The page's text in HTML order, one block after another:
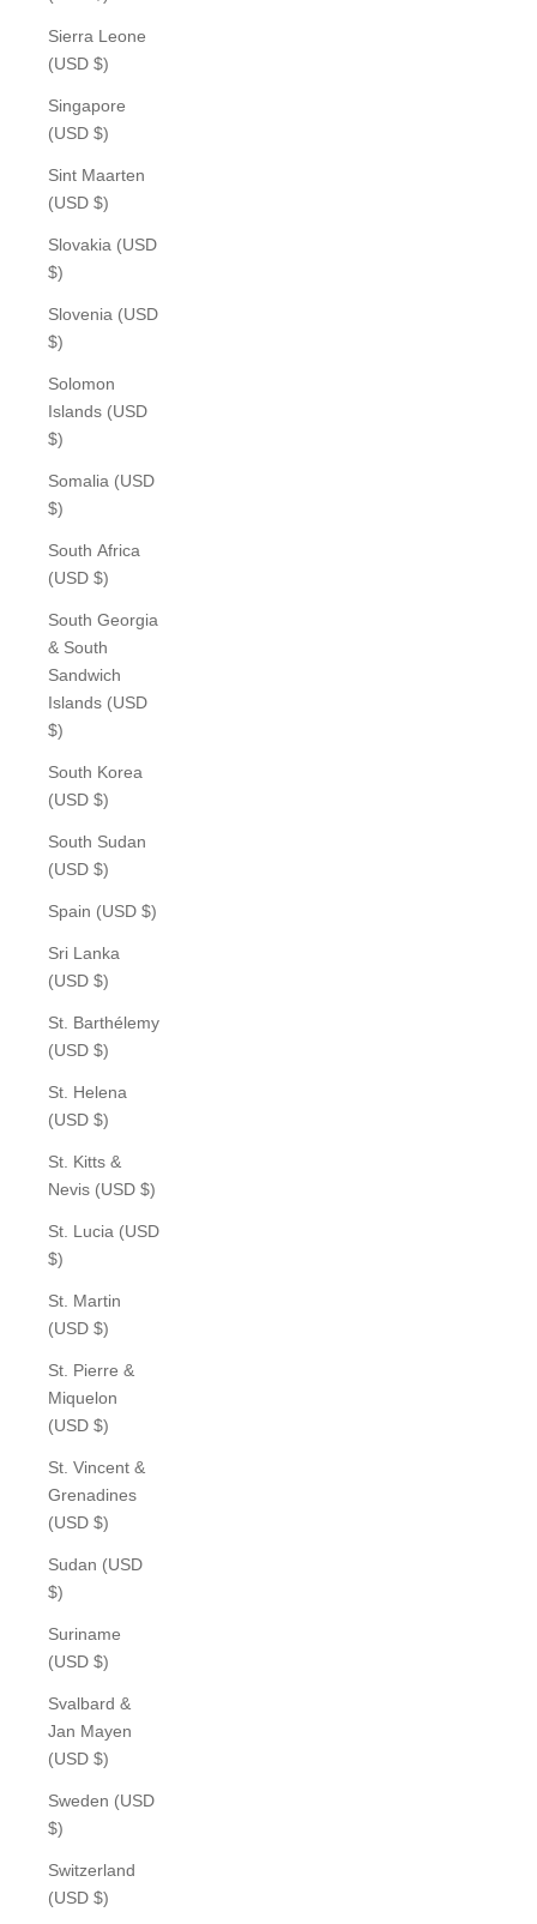
Sierra Leone
(USD $)
Singapore
(USD $)
Sint Maarten
(USD $)
Slovakia (USD
$)
Slovenia (USD
$)
Solomon
Islands (USD
$)
Somalia (USD
$)
South Africa
(USD $)
South Georgia
& South
Sandwich
Islands (USD
$)
South Korea
(USD $)
South Sudan
(USD $)
Spain (USD $)
Sri Lanka
(USD $)
St. Barthélemy
(USD $)
St. Helena
(USD $)
St. Kitts &
Nevis (USD $)
St. Lucia (USD
$)
St. Martin
(USD $)
St. Pierre &
Miquelon
(USD $)
St. Vincent &
Grenadines
(USD $)
Sudan (USD
$)
Suriname
(USD $)
Svalbard &
Jan Mayen
(USD $)
Sweden (USD
$)
Switzerland
(USD $)